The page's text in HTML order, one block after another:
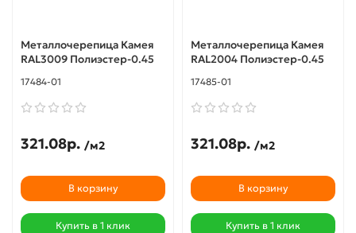
Металлочерепица Камея
RAL3009 Полиэстер-0.45
17484-01
321.08р. /м2
В корзину
Купить в 1 клик
Металлочерепица Камея
RAL2004 Полиэстер-0.45
17485-01
321.08р. /м2
В корзину
Купить в 1 клик